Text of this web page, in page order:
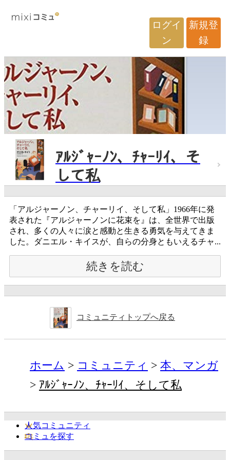
ログイ
ン
新規登
録
ｱﾙｼﾞｬｰﾉﾝ、ﾁｬｰﾘｲ、そ
して私
「アルジャーノン、チャーリイ、そして私」1966年に発
表された『アルジャーノンに花束を』は、全世界で出版
され、多くの人々に涙と感動と生きる勇気を与えてきま
した。ダニエル・キイスが、自らの分身ともいえるチャ...
続きを読む
コミュニティトップへ戻る
ホーム コミュニティ
本、マンガ
ｱﾙｼﾞｬｰﾉﾝ、ﾁｬｰﾘｲ、そして私
人気コミュニティ
コミュを探す